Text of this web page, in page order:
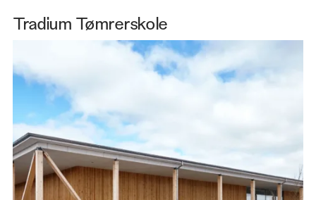
Tradium Tømrerskole